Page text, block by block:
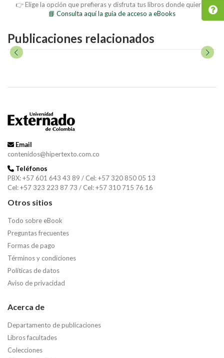
👉 Elige la opción que prefieras y disfruta tus libros donde quieras.
📘 Consulta aquí la guía de acceso a eBooks
Publicaciones relacionados
Email
contenidos@hipertexto.com.co
Teléfonos
PBX: +57 601 643 43 89 / Cel: +57 320 850 05 13
Cel: +57 323 223 87 73 / Cel: +57 310 715 76 16
Otros sitios
Todo sobre eBook
Preguntas frecuentes
Formas de pago
Términos y condiciones
Políticas de datos
Aviso de privacidad
Acerca de
Departamento de publicaciones
Libros facultades
Colecciones